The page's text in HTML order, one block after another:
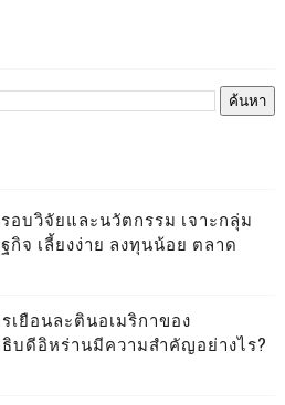
อบวิจัยและนวัตกรรม เจาะกลุ่ม
กิจ เลี้ยงง่าย ลงทุนน้อย ตลาด
เยือนละตินอเมริกาของ
บดีอิหร่านมีความสำคัญอย่างไร?